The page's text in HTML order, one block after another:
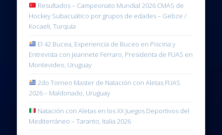
Resultados – Campeonato Mundial 2026 CMAS de
Hockey Subacuático por grupos de edades – Gebze /
Kocaeli, Turquía
El 42 Bucea, Experiencia de Buceo en Piscina y
Entrevista con Jeannete Ferraro, Presidenta de FUAS en
Montevideo, Uruguay
2do Torneo Master de Natación con Aletas FUAS
2026 – Maldonado, Uruguay
Natación con Aletas en los XX Juegos Deportivos del
Mediterráneo – Taranto, Italia 2026